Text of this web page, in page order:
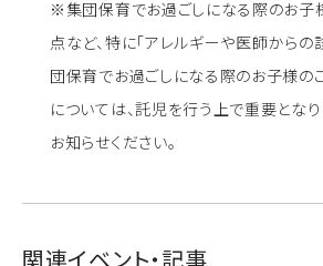
※集団保育でお過ごしになる際のお子
点など、特に「アレルギーや医師から
団保育でお過ごしになる際のお子様の
については、託児を行う上で重要とな
お知らせください。
関連イベント・記事